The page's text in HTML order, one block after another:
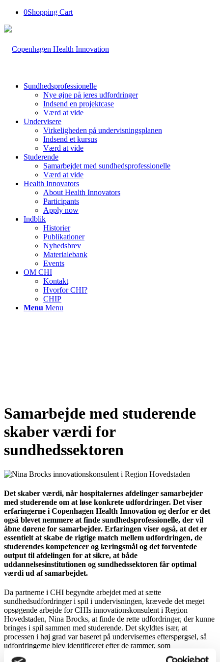
0Shopping Cart
Sundhedsprofessionelle
Nye øjne på jeres udfordringer
Indsend en projektcase
Værd at vide
Undervisere
Virkeligheden på undervisningsplanen
Indsend et kursus
Værd at vide
Studerende
Samarbejdet med sundhedsprofessionelle
Værd at vide
Health Innovators
About Health Innovators
Participants
Apply now
Indblik
Historier
Publikationer
Nyhedsbrev
Materialebank
Events
OM CHI
Kontakt
Hvorfor CHI?
CHIP
Menu Menu
Samarbejde med studerende
skaber værdi for
sundhedssektoren
Det skaber værdi, når hospitalernes afdelinger samarbejder
med studerende om at løse konkrete udfordringer. Det viser
erfaringerne i Copenhagen Health Innovation og derfor er det
også blevet nemmere at finde sundhedsprofessionelle, der vil
åbne dørene for samarbejder. Erfaringen viser også, at det er
essentielt at skabe de rigtige match mellem udfordringen, de
studerendes kompetencer og læringsmål og det forventede
output til afdelingen for at sikre, at både
uddannelsesinstitutionen og sundhedssektoren får optimal
værdi ud af samarbejdet.
Da partnerne i CHI begyndte arbejdet med at sætte
sundhedsudfordringer i spil i undervisningen, krævede det meget
opsøgende arbejde for CHIs innovationskonsulent i Region
Hovedstaden, Nina Brocks, at finde de rette udfordringer, der kunne
bringes i spil sammen med studerende. Det skyldtes især, at
processen i høj grad var baseret på undervisernes efterspørgsel, så
udfordringerne blev identificeret efter de rammer, som
undervisningen foreskrev. Denne proces har vist sig at være både